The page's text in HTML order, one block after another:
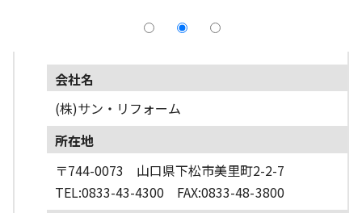
English
会社名
(株)サン・リフォーム
所在地
〒744-0073 山口県下松市美里町2-2-7
TEL:0833-43-4300 FAX:0833-48-3800